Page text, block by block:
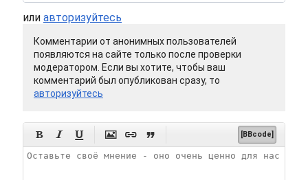
или авторизуйтесь
Комментарии от анонимных пользователей
появляются на сайте только после проверки
модератором. Если вы хотите, чтобы ваш
комментарий был опубликован сразу, то
авторизуйтесь
      [BBcode]